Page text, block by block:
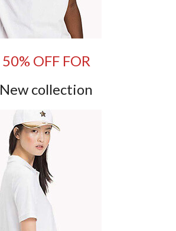
50% OFF FOR
New collection